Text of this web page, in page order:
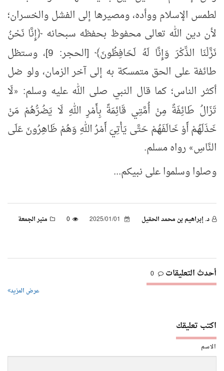
لطمس الإسلام ووأده، ومصيرها إلى الفشل والخسران؛
لأن دين الله تعالى محفوظ بحفظه سبحانه ﴿إِنَّا نَحْنُ
نَزَّلْنَا الذِّكْرَ وَإِنَّا لَهُ
لَحَافِظُونَ﴾ [الحجر: 9]، وستظل
طائفة على الحق متمسكة به إلى آخر الزمان، ولو ضل
أكثر الناس؛ كما قال النبي صلى الله عليه وسلم:
«لَا
تَزَالُ طَائِفَةٌ مِنْ أُمَّتِي قَائِمَةً بِأَمْرِ اللهِ لَا يَضُرُّهُمْ مَنْ
خَذَلَهُمْ أَوْ خَالَفَهُمْ حَتَّى يَأْتِيَ أَمْرُ اللهِ وَهُمْ ظَاهِرُونَ عَلَى
النَّاسِ» رواه مسلم.
وصلوا وسلموا على نبيكم...
د. إبراهيم بن محمد الحقيل 0 منبر الجمعة
أحدث التعليقات 0
عرض المزيد
اكتب تعليقك
الاسم